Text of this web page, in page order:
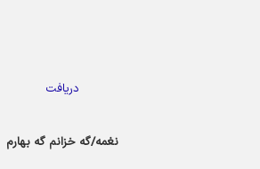
دریافت
نغمه/گه خزانم گه بهارم